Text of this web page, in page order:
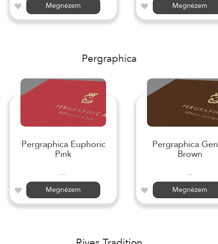
Megnézem
Megnézem
Pergraphica
Pergraphica Euphoric
Pink
...
Megnézem
Pergraphica
Brown
...
Megnézem